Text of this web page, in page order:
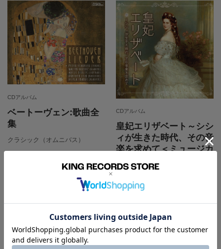
CDアルバム
ベートーヴェン:歌曲全
集
クラシック（オムニバス）
CDアルバム
皇妃エリザベート～シシ
ィが生きた時代、その音
楽を求めて＜ミュージカ
音楽集＞
ミュージカル